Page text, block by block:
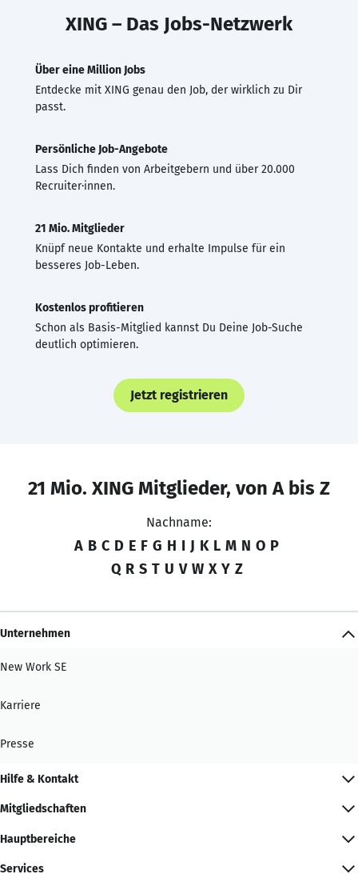
XING – Das Jobs-Netzwerk
Über eine Million Jobs
Entdecke mit XING genau den Job, der wirklich zu Dir
passt.
Persönliche Job-Angebote
Lass Dich finden von Arbeitgebern und über 20.000
Recruiter·innen.
21 Mio. Mitglieder
Knüpf neue Kontakte und erhalte Impulse für ein
besseres Job-Leben.
Kostenlos profitieren
Schon als Basis-Mitglied kannst Du Deine Job-Suche
deutlich optimieren.
Jetzt registrieren
21 Mio. XING Mitglieder, von A bis Z
Nachname:
A B C D E F G H I J K L M N O P
Q R S T U V W X Y Z
Unternehmen
New Work SE
Karriere
Presse
Hilfe & Kontakt
Mitgliedschaften
Hauptbereiche
Services